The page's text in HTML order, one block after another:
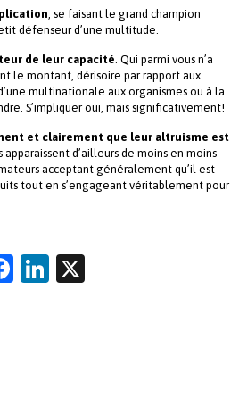
, se faisant le grand champion
défenseur d’une multitude.
de leur capacité. Qui parmi vous n’a
le montant, dérisoire par rapport aux
multinationale aux organismes ou à la
S’impliquer oui, mais significativement!
et clairement que leur altruisme est
apparaissent d’ailleurs de moins en moins
acceptant généralement qu’il est
tout en s’engageant véritablement pour
Fa Li